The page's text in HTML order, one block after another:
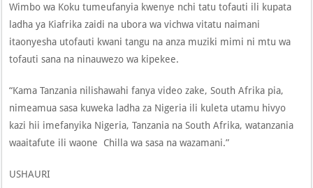
Wimbo wa Koku tumeufanyia kwenye nchi tatu tofauti ili kupata
ladha ya Kiafrika zaidi na ubora wa vichwa vitatu naimani
itaonyesha utofauti kwani tangu na anza muziki mimi ni mtu wa
tofauti sana na ninauwezo wa kipekee.
“Kama Tanzania nilishawahi fanya video zake, South Afrika pia,
nimeamua sasa kuweka ladha za Nigeria ili kuleta utamu hivyo
kazi hii imefanyika Nigeria, Tanzania na South Afrika, watanzania
waaitafute ili waone Chilla wa sasa na wazamani.”
USHAURI